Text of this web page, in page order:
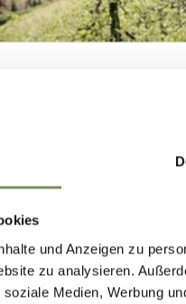
und Anzeigen zu
zu analysieren.
Medien, Werbung
now & stay up to